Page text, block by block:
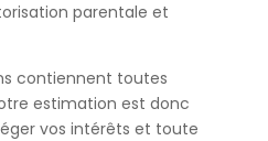
parentale et
contiennent toutes
estimation est donc
vos intérêts et toute